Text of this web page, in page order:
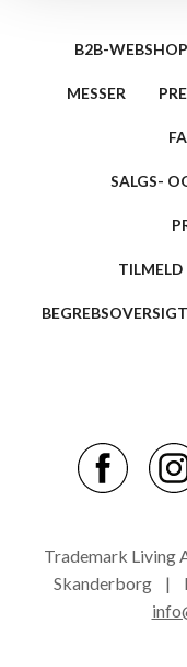
B2B-WEBSHOP
MESSER
SALGS-
TILMELD
BEGREBSOVERSIGT
Trademark
Skanderborg |